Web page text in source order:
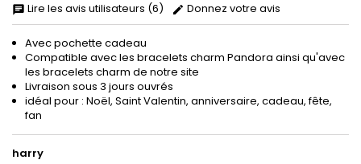
Lire les avis utilisateurs (6)
Donnez votre avis
Avec pochette cadeau
Compatible avec les bracelets charm Pandora ainsi qu'avec
les bracelets charm de notre site
Livraison sous 3 jours ouvrés
idéal pour : Noël, Saint Valentin, anniversaire, cadeau, fête,
fan
harry